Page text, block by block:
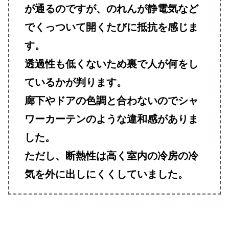
が通るのですが、のれんが静電気など
でくっついて開くたびに抵抗を感じま
す。
透過性も低くないため裏で人が何をし
ているかが判ります。
廊下やドアの色調と合わないのでシャ
ワーカーテンのような違和感がありま
した。
ただし、断熱性は高く室内の冷房の冷
気を外に出しにくくしていました。